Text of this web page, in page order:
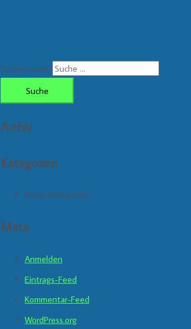
Suchen nach:
Archiv
Kategorien
Keine Kategorien
Meta
Anmelden
Eintrags-Feed
Kommentar-Feed
WordPress.org